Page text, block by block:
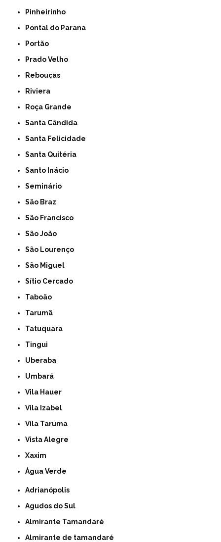
Pinheirinho
Pontal do Parana
Portão
Prado Velho
Rebouças
Riviera
Roça Grande
Santa Cândida
Santa Felicidade
Santa Quitéria
Santo Inácio
Seminário
São Braz
São Francisco
São João
São Lourenço
São Miguel
Sítio Cercado
Taboão
Tarumã
Tatuquara
Tingui
Uberaba
Umbará
Vila Hauer
Vila Izabel
Vila Taruma
Vista Alegre
Xaxim
Água Verde
Adrianópolis
Agudos do Sul
Almirante Tamandaré
Almirante de tamandaré